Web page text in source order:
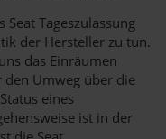
Tageszulassung
der Hersteller zu tun.
das Einräumen
den Umweg über die
eines
ist in der